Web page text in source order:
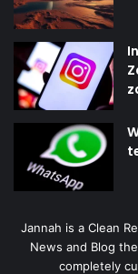
Jannah is a Clean
News and Blog
completely